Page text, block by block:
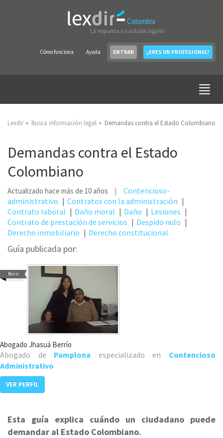
Colombia
La respuesta a tus dudas legales
Cómo funciona Ayuda ENTRAR ¿ERES UN PROFESIONAL?
Lexdir Busca información legal Demandas contra el Estado Colombiano
Demandas contra el Estado
Colombiano
Actualizado hace más de 10 años
Contencioso-
administrativo
Contratos con la administración
Contrato laboral
Daño moral Daño
Lesiones
Contrato de prestación de servicios
Despido nulo
Derecho inmobiliario
Derecho constitucional
Guía publicada por:
Basic
Abogado Jhasuá Berrío
Abogado de Pamplona especializado en Contencioso
Administrativo
VER PERFIL
Esta guía explica cuándo un ciudadano puede
demandar al Estado Colombiano.